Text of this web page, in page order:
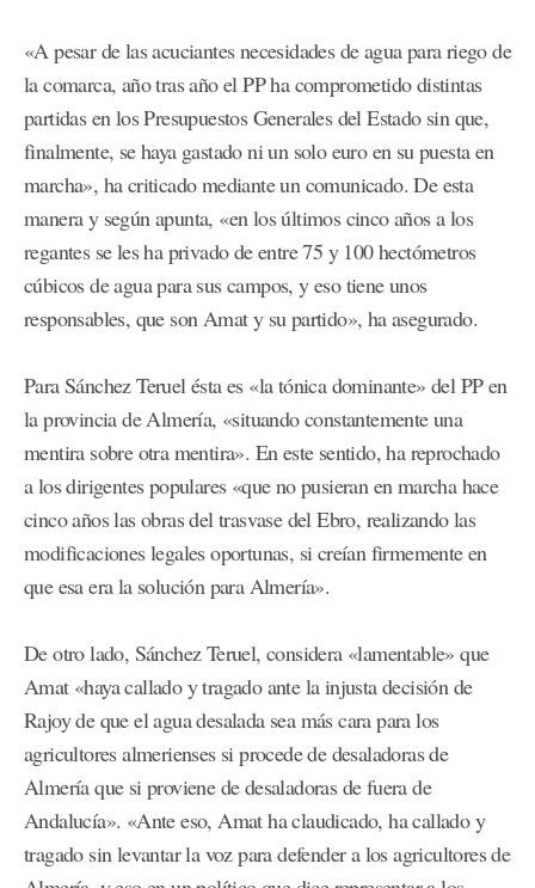
«A pesar de las acuciantes necesidades de agua para riego de
la comarca, año tras año el PP ha comprometido distintas
partidas en los Presupuestos Generales del Estado sin que,
finalmente, se haya gastado ni un solo euro en su puesta en
marcha», ha criticado mediante un comunicado. De esta
manera y según apunta, «en los últimos cinco años a los
regantes se les ha privado de entre 75 y 100 hectómetros
cúbicos de agua para sus campos, y eso tiene unos
responsables, que son Amat y su partido», ha asegurado.
Para Sánchez Teruel ésta es «la tónica dominante» del PP en
la provincia de Almería, «situando constantemente una
mentira sobre otra mentira». En este sentido, ha reprochado
a los dirigentes populares «que no pusieran en marcha hace
cinco años las obras del trasvase del Ebro, realizando las
modificaciones legales oportunas, si creían firmemente en
que esa era la solución para Almería».
De otro lado, Sánchez Teruel, considera «lamentable» que
Amat «haya callado y tragado ante la injusta decisión de
Rajoy de que el agua desalada sea más cara para los
agricultores almerienses si procede de desaladoras de
Almería que si proviene de desaladoras de fuera de
Andalucía». «Ante eso, Amat ha claudicado, ha callado y
tragado sin levantar la voz para defender a los agricultores de